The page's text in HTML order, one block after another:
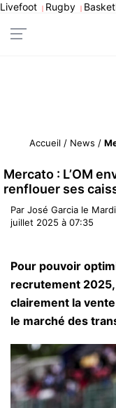
Livefoot | Rugby |
Accueil / News /
Mercato : L’OM
renflouer ses
Par José Garcia le
juillet 2025 à 07:35
Pour pouvoir
recrutement 2025,
clairement la
le marché des